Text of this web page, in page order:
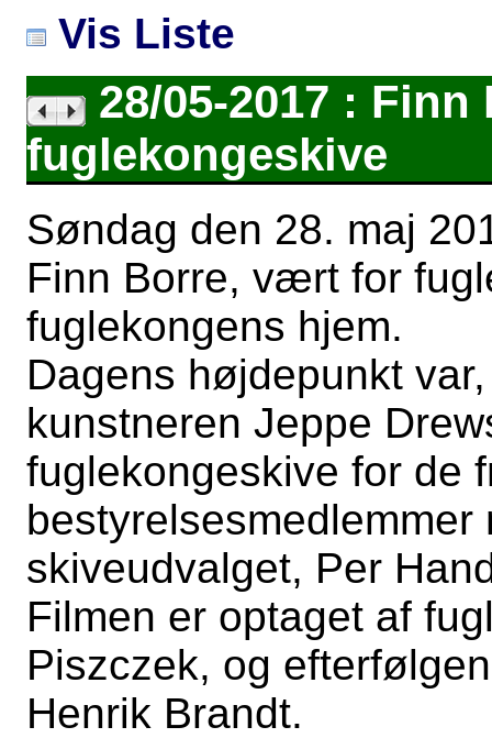
Vis Liste
28/05-2017 :
fuglekongeskive
Søndag den 28. maj
Finn Borre, vært for
fuglekongens hjem.
Dagens højdepunkt
kunstneren Jeppe
fuglekongeskive for de
skiveudvalget, Per
Filmen er optaget af
Piszczek, og
Henrik Brandt.